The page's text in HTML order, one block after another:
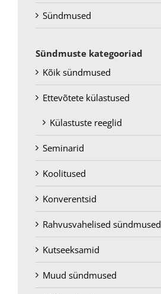
Sündmused
Sündmuste kategooriad
Kõik sündmused
Ettevõtete külastused
Külastuste reeglid
Seminarid
Koolitused
Konverentsid
Rahvusvahelised sündmused
Kutseeksamid
Muud sündmused